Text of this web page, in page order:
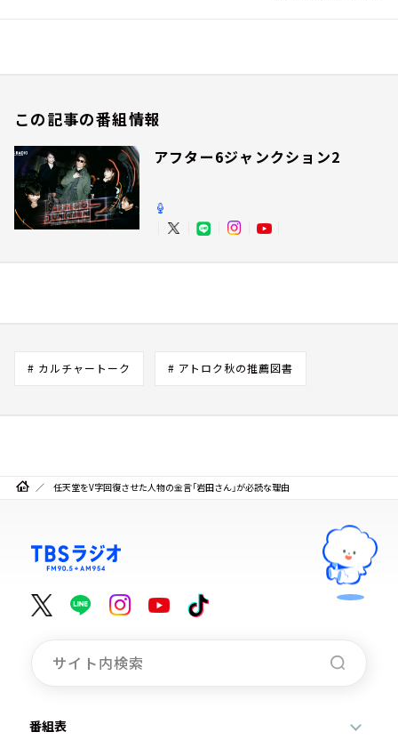
この記事の番組情報
アフター6ジャンクション2
# カルチャートーク # アトロク秋の推薦図書
任天堂をV字回復させた人物の金言「岩田さん」が必読な理由
番組表